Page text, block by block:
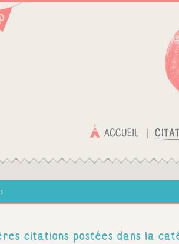
citations postées dans la